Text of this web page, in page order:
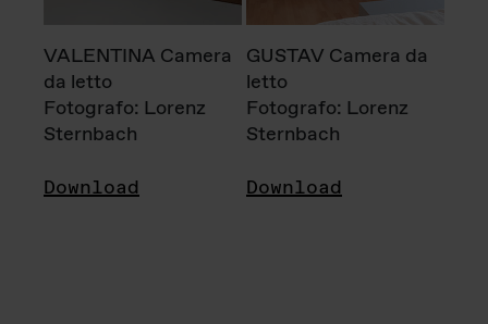
VALENTINA Camera
da letto
Fotografo: Lorenz
Sternbach
Download
GUSTAV Camera da
letto
Fotografo: Lorenz
Sternbach
Download